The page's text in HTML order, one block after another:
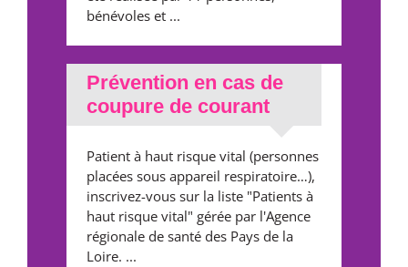
bénévoles et ...
Prévention en cas de
coupure de courant
Patient à haut risque vital (personnes
placées sous appareil respiratoire…),
inscrivez-vous sur la liste "Patients à
haut risque vital" gérée par l'Agence
régionale de santé des Pays de la
Loire. ...